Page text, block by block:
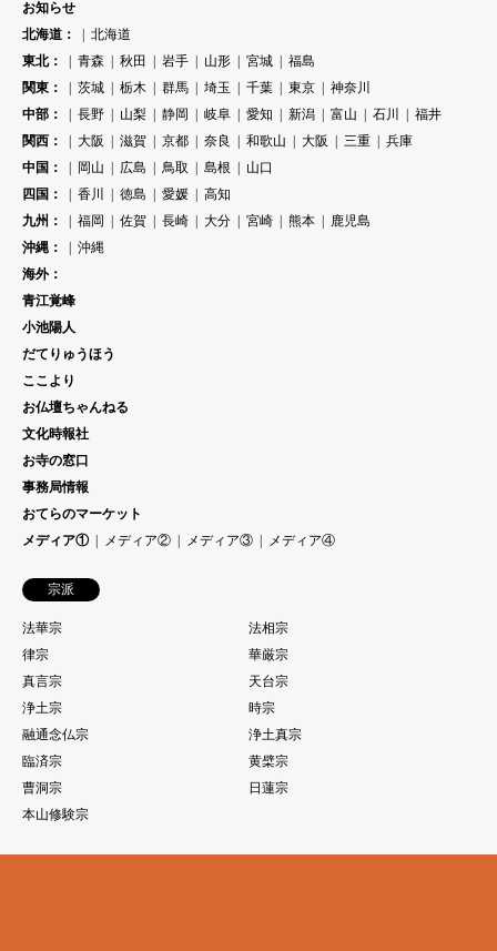
お知らせ
北海道：
北海道
東北：
青森 秋田 岩手 山形 宮城
福島
関東：
茨城 栃木 群馬 埼玉 千葉 東京
神奈川
中部：
長野 山梨 静岡 岐阜 愛知 新潟 富山 石川
福井
関西：
大阪 滋賀 京都 奈良 和歌山 大阪 三重
兵庫
中国：
岡山 広島 鳥取 島根
山口
四国：
香川 徳島 愛媛
高知
九州：
福岡 佐賀 長崎 大分 宮崎 熊本
鹿児島
沖縄：
沖縄
海外：
青江覚峰
小池陽人
だてりゅうほう
ここより
お仏壇ちゃんねる
文化時報社
お寺の窓口
事務局情報
おてらのマーケット
メディア①
メディア② メディア③ メディア④
宗派
法華宗
法相宗
律宗
華厳宗
真言宗
天台宗
浄土宗
時宗
融通念仏宗
浄土真宗
臨済宗
黄檗宗
曹洞宗
日蓮宗
本山修験宗